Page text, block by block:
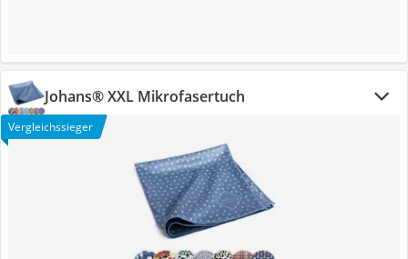
Johans® XXL Mikrofasertuch
Vergleichssieger